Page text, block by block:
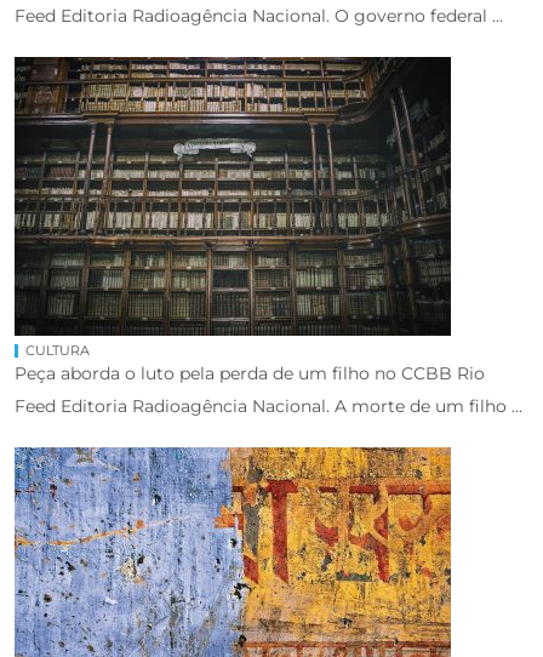
Feed Editoria Radioagência Nacional. O governo federal ...
CULTURA
Peça aborda o luto pela perda de um filho no CCBB Rio
Feed Editoria Radioagência Nacional. A morte de um filho ...